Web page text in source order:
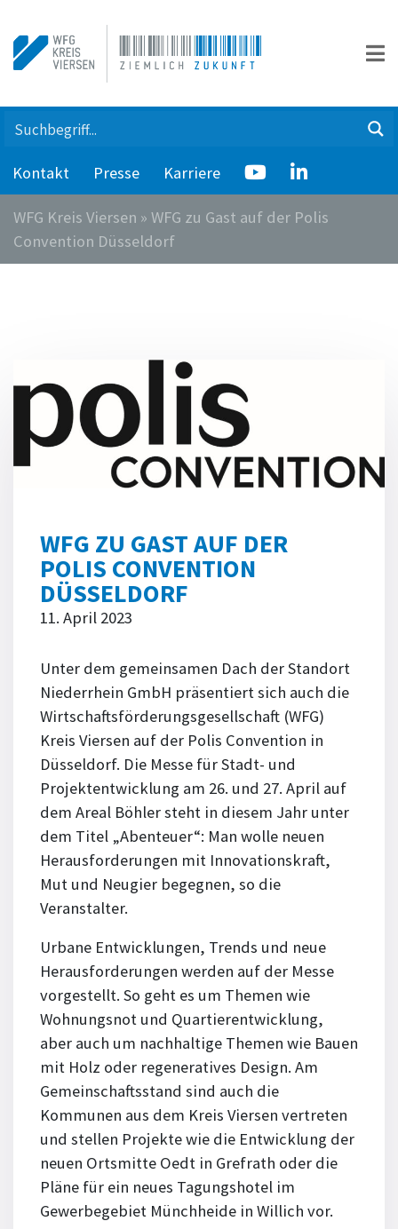
Kontakt Presse Karriere
WFG Kreis Viersen » WFG zu Gast auf der Polis
Convention Düsseldorf
WFG ZU GAST AUF DER
POLIS CONVENTION
DÜSSELDORF
11. April 2023
Unter dem gemeinsamen Dach der Standort
Niederrhein GmbH präsentiert sich auch die
Wirtschaftsförderungsgesellschaft (WFG)
Kreis Viersen auf der Polis Convention in
Düsseldorf. Die Messe für Stadt- und
Projektentwicklung am 26. und 27. April auf
dem Areal Böhler steht in diesem Jahr unter
dem Titel „Abenteuer“: Man wolle neuen
Herausforderungen mit Innovationskraft,
Mut und Neugier begegnen, so die
Veranstalter.
Urbane Entwicklungen, Trends und neue
Herausforderungen werden auf der Messe
vorgestellt. So geht es um Themen wie
Wohnungsnot und Quartierentwicklung,
aber auch um nachhaltige Themen wie Bauen
mit Holz oder regeneratives Design. Am
Gemeinschaftsstand sind auch die
Kommunen aus dem Kreis Viersen vertreten
und stellen Projekte wie die Entwicklung der
neuen Ortsmitte Oedt in Grefrath oder die
Pläne für ein neues Tagungshotel im
Gewerbegebiet Münchheide in Willich vor.